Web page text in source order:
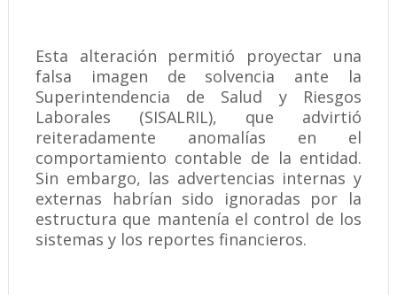
Esta alteración permitió proyectar una
falsa imagen de solvencia ante la
Superintendencia de Salud y Riesgos
Laborales (SISALRIL), que advirtió
reiteradamente anomalías en el
comportamiento contable de la entidad.
Sin embargo, las advertencias internas y
externas habrían sido ignoradas por la
estructura que mantenía el control de los
sistemas y los reportes financieros.